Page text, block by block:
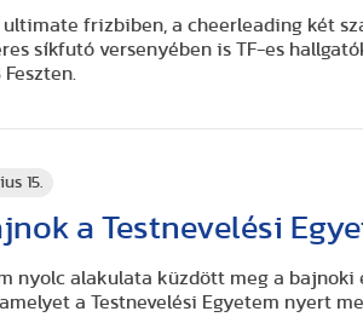
frizbiben, a cheerleading két
síkfutó versenyében is TF-es
15.
a Testnevelési
nyolc alakulata küzdött meg a
a Testnevelési Egyetem nyert